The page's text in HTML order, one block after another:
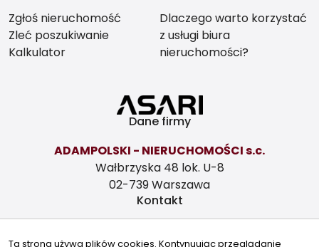
Zgłoś nieruchomość
Zleć poszukiwanie
Kalkulator
Dlaczego warto korzystać
z usługi biura
nieruchomości?
Dane firmy
ADAMPOLSKI - NIERUCHOMOŚCI s.c.
Wałbrzyska 48 lok. U-8
02-739 Warszawa
Kontakt
Ta strona używa plików cookies. Kontynuując przeglądanie